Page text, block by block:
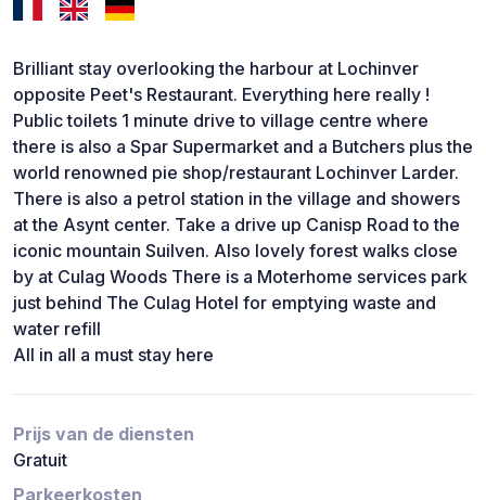
Brilliant stay overlooking the harbour at Lochinver
opposite Peet's Restaurant. Everything here really !
Public toilets 1 minute drive to village centre where
there is also a Spar Supermarket and a Butchers plus the
world renowned pie shop/restaurant Lochinver Larder.
There is also a petrol station in the village and showers
at the Asynt center. Take a drive up Canisp Road to the
iconic mountain Suilven. Also lovely forest walks close
by at Culag Woods There is a Moterhome services park
just behind The Culag Hotel for emptying waste and
water refill
All in all a must stay here
Prijs van de diensten
Gratuit
Parkeerkosten